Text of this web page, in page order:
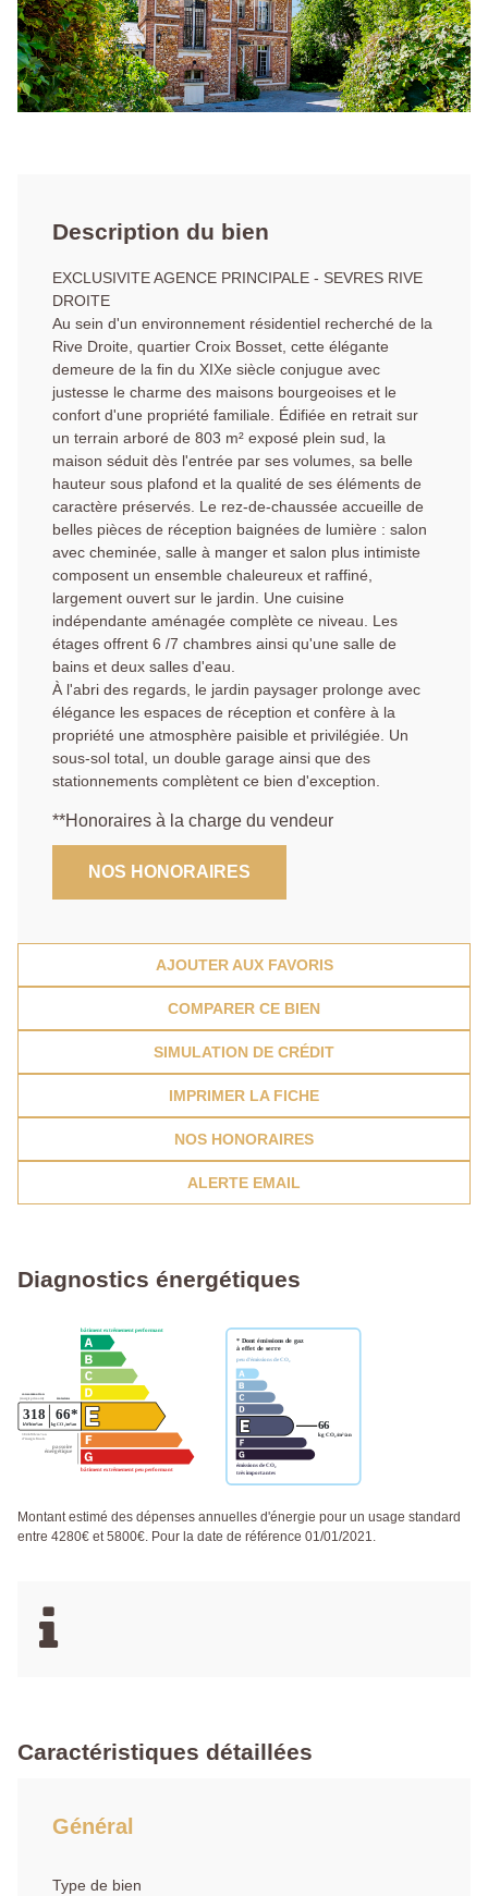
Description du bien
EXCLUSIVITE AGENCE PRINCIPALE - SEVRES RIVE
DROITE
Au sein d'un environnement résidentiel recherché de la
Rive Droite, quartier Croix Bosset, cette élégante
demeure de la fin du XIXe siècle conjugue avec
justesse le charme des maisons bourgeoises et le
confort d'une propriété familiale. Édifiée en retrait sur
un terrain arboré de 803 m² exposé plein sud, la
maison séduit dès l'entrée par ses volumes, sa belle
hauteur sous plafond et la qualité de ses éléments de
caractère préservés. Le rez-de-chaussée accueille de
belles pièces de réception baignées de lumière : salon
avec cheminée, salle à manger et salon plus intimiste
composent un ensemble chaleureux et raffiné,
largement ouvert sur le jardin. Une cuisine
indépendante aménagée complète ce niveau. Les
étages offrent 6 /7 chambres ainsi qu'une salle de
bains et deux salles d'eau.
À l'abri des regards, le jardin paysager prolonge avec
élégance les espaces de réception et confère à la
propriété une atmosphère paisible et privilégiée. Un
sous-sol total, un double garage ainsi que des
stationnements complètent ce bien d'exception.
**Honoraires à la charge du vendeur
NOS HONORAIRES
AJOUTER AUX FAVORIS
COMPARER CE BIEN
SIMULATION DE CRÉDIT
IMPRIMER LA FICHE
NOS HONORAIRES
ALERTE EMAIL
Diagnostics énergétiques
Montant estimé des dépenses annuelles d'énergie pour un usage standard
entre 4280€ et 5800€. Pour la date de référence 01/01/2021.
Caractéristiques détaillées
Général
Type de bien